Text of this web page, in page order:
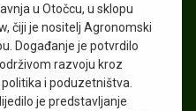
u Otočcu, u sklopu
čiji je nositelj Agronomski
Događanje je potvrdilo
razvoju kroz
i poduzetništva.
je predstavljanje